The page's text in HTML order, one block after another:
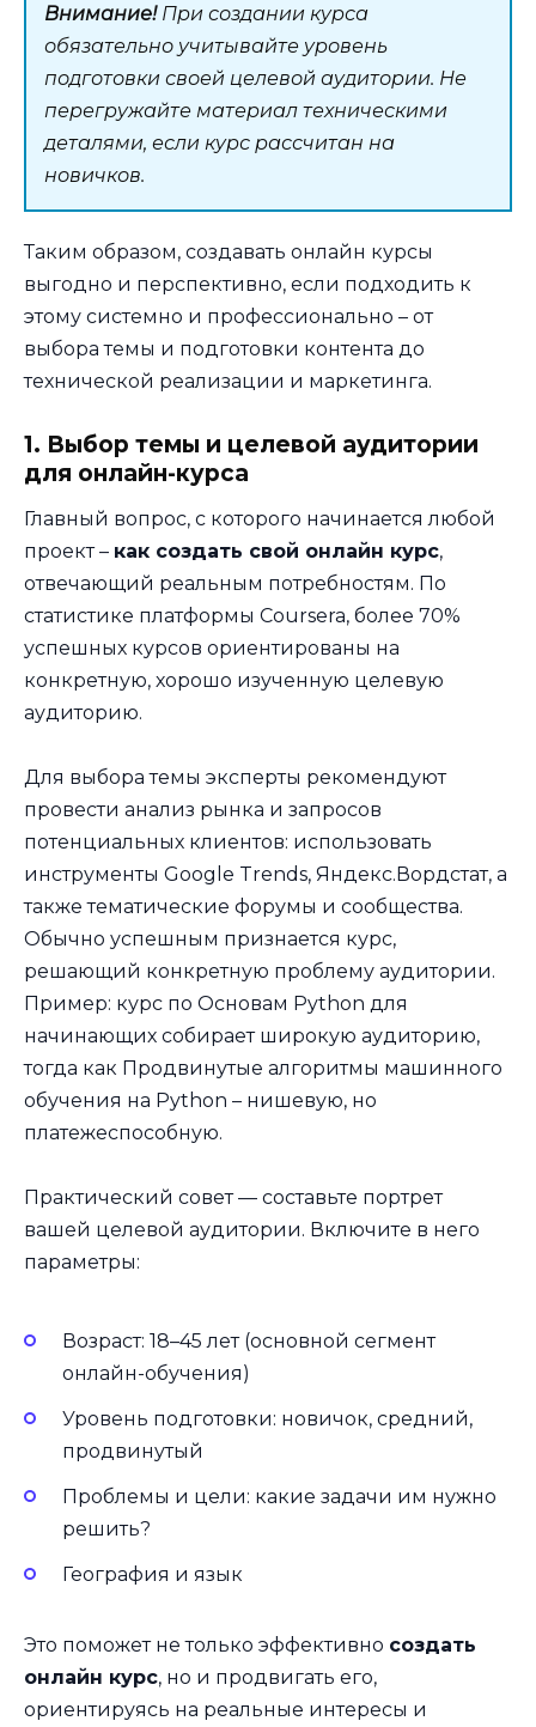
Внимание!При создании курса
обязательно учитывайте уровень
подготовки своей целевой аудитории. Не
перегружайте материал техническими
деталями, если курс рассчитан на
новичков.
Таким образом, создавать онлайн курсы
выгодно и перспективно, если подходить к
этому системно и профессионально – от
выбора темы и подготовки контента до
технической реализации и маркетинга.
1. Выбор темы и целевой аудитории
для онлайн-курса
Главный вопрос, с которого начинается любой
проект – как создать свой онлайн курс,
отвечающий реальным потребностям. По
статистике платформы Coursera, более 70%
успешных курсов ориентированы на
конкретную, хорошо изученную целевую
аудиторию.
Для выбора темы эксперты рекомендуют
провести анализ рынка и запросов
потенциальных клиентов: использовать
инструменты Google Trends, Яндекс.Вордстат, а
также тематические форумы и сообщества.
Обычно успешным признается курс,
решающий конкретную проблему аудитории.
Пример: курс по Основам Python для
начинающих собирает широкую аудиторию,
тогда как Продвинутые алгоритмы машинного
обучения на Python – нишевую, но
платежеспособную.
Практический совет — составьте портрет
вашей целевой аудитории. Включите в него
параметры:
Возраст: 18–45 лет (основной сегмент
онлайн-обучения)
Уровень подготовки: новичок, средний,
продвинутый
Проблемы и цели: какие задачи им нужно
решить?
География и язык
Это поможет не только эффективно создать
онлайн курс, но и продвигать его,
ориентируясь на реальные интересы и